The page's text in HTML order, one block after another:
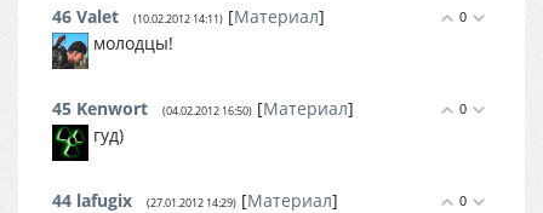
0
46 Valet (10.02.2012 14:11) [Материал]
молодцы!
0
45 Kenwort (04.02.2012 16:50) [Материал]
гуд)
0
44 lafugix (27.01.2012 14:29) [Материал]